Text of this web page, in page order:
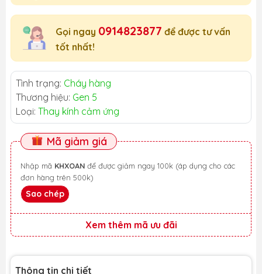
Gọi ngay 0914823877 để được tư vấn
tốt nhất!
Tình trạng: Cháy hàng
Thương hiệu: Gen 5
Loại: Thay kính cảm ứng
Mã giảm giá
Nhập mã KHXOAN
đơn hàng trên 500k)
Sao chép
Xem thêm mã ưu đãi
Thông tin chi tiết